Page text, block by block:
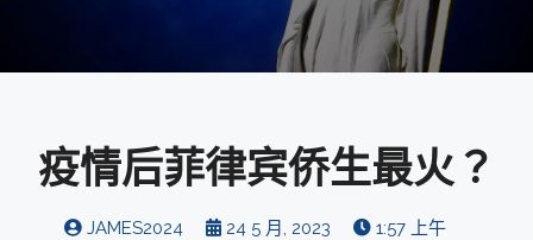
疫情后菲律宾侨生最火？
JAMES2024 24 5 月, 2023 1:57 上午